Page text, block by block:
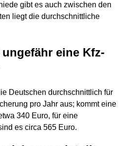
gibt es auch zwischen den
liegt die durchschnittliche
eine Kfz-
Deutschen durchschnittlich für
pro Jahr aus; kommt eine
340 Euro, für eine
es circa 565 Euro.